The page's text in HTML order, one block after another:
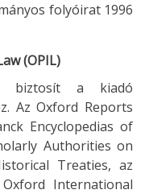
folyóirat 1996
(OPIL)
biztosít a kiadó
Az Oxford Reports
Encyclopedias of
Authorities on
Treaties, az
International